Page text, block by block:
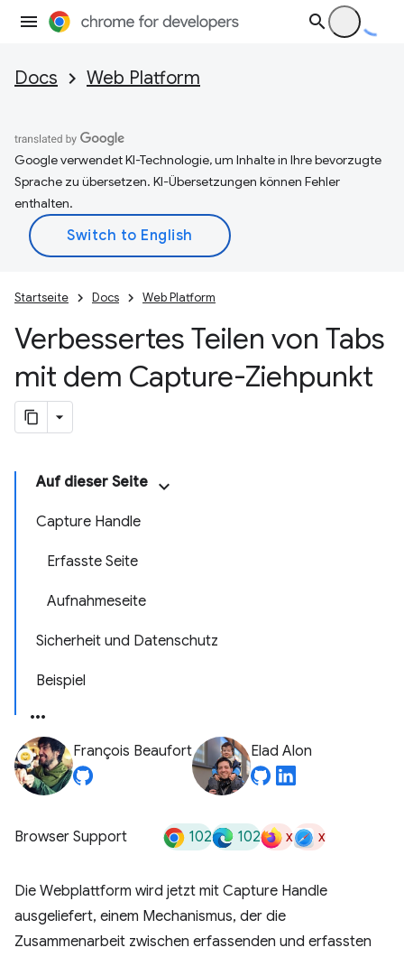
Docs Web Platform
Google verwendet KI-Technologie, um Inhalte in Ihre bevorzugte
Sprache zu übersetzen. KI-Übersetzungen können Fehler
enthalten.
Startseite Docs Web Platform
Verbessertes Teilen von Tabs
mit dem Capture-Ziehpunkt
Auf dieser Seite
Capture Handle
Erfasste Seite
Aufnahmeseite
Sicherheit und Datenschutz
Beispiel
François Beaufort Elad Alon
Browser Support 102 102 x x
Die Webplattform wird jetzt mit Capture Handle
ausgeliefert, einem Mechanismus, der die
Zusammenarbeit zwischen erfassenden und erfassten